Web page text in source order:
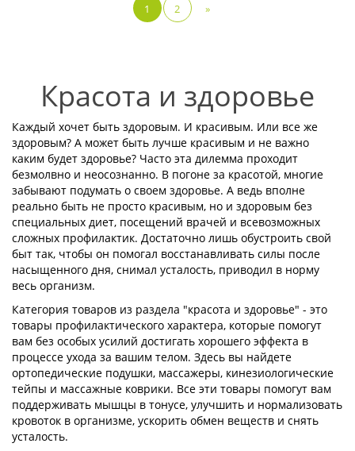
1 2 »
Красота и здоровье
Каждый хочет быть здоровым. И красивым. Или все же
здоровым? А может быть лучше красивым и не важно
каким будет здоровье? Часто эта дилемма проходит
безмолвно и неосознанно. В погоне за красотой, многие
забывают подумать о своем здоровье. А ведь вполне
реально быть не просто красивым, но и здоровым без
специальных диет, посещений врачей и всевозможных
сложных профилактик. Достаточно лишь обустроить свой
быт так, чтобы он помогал восстанавливать силы после
насыщенного дня, снимал усталость, приводил в норму
весь организм.
Категория товаров из раздела "красота и здоровье" - это
товары профилактического характера, которые помогут
вам без особых усилий достигать хорошего эффекта в
процессе ухода за вашим телом. Здесь вы найдете
ортопедические подушки, массажеры, кинезиологические
тейпы и массажные коврики. Все эти товары помогут вам
поддерживать мышцы в тонусе, улучшить и нормализовать
кровоток в организме, ускорить обмен веществ и снять
усталость.